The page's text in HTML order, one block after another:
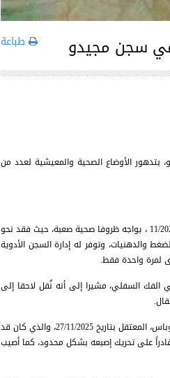
طباعة سجن مجيدو
بتدهور الأوضاع الصحية والمعيشية لعدد من
وأوضح التقرير أن الأسير خليل محمد رياحي (48 عاماً) من مخيم بلاطة في نابلس، والمعتقل منذ 27 /11/2025 ، يواجه ظروفا صحية صعبة، حيث فقد نحو
والدهنيات، وتوفر له إدارة السجن الأدوية
لمرة واحدة فقط.
الفك السفلي، مشيرا إلى أنه نُقل لاحقا إلى
وفي السياق ذاته، نقل المحامي شهادة الأسير عمر محمد صدقي الصغيري (18 عاماً) من محافظة طوباس، المعتقل بتاريخ 27/11/2025، والذي كان قد
على تحريك إصبعه بشكل محدود، كما أصيب